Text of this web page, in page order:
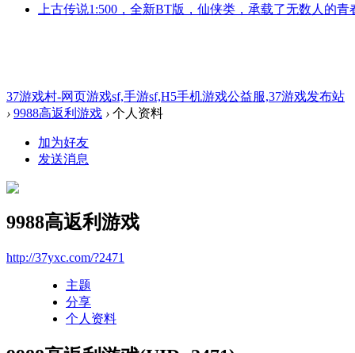
上古传说1:500，全新BT版，仙侠类，承载了无数人的青
37游戏村-网页游戏sf,手游sf,H5手机游戏公益服,37游戏发布站
› 9988高返利游戏 › 个人资料
加为好友
发送消息
9988高返利游戏
http://37yxc.com/?2471
主题
分享
个人资料